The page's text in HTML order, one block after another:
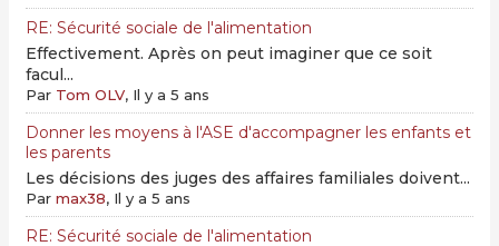
RE: Sécurité sociale de l'alimentation
Effectivement. Après on peut imaginer que ce soit
facul...
Par Tom OLV, Il y a 5 ans
Donner les moyens à l'ASE d'accompagner les enfants et
les parents
Les décisions des juges des affaires familiales doivent...
Parmax38, Il y a 5 ans
RE: Sécurité sociale de l'alimentation